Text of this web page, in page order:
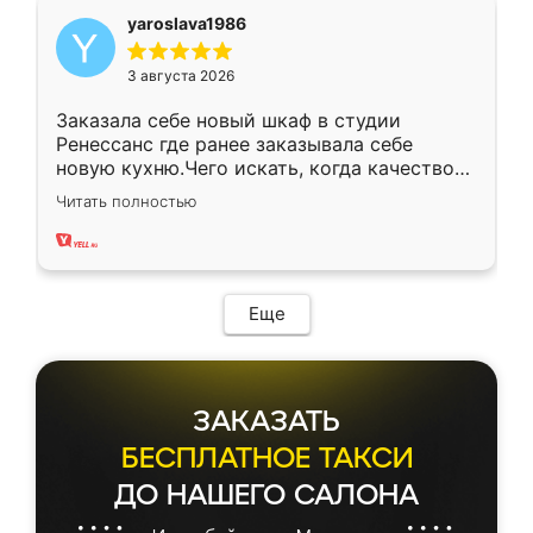
yaroslava1986
3 августа 2026
Заказала себе новый шкаф в студии
Ренессанс где ранее заказывала себе
новую кухню.Чего искать, когда качеством
вполне довольна. Служит кухня уже почти
два года, нареканий нет.
Читать полностью
Еще
ЗАКАЗАТЬ
БЕСПЛАТНОЕ ТАКСИ
ДО НАШЕГО САЛОНА